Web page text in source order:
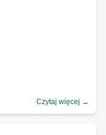
Czytaj więcej →